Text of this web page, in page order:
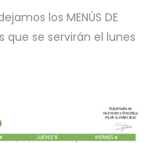
los MENÚS DE
que se servirán el lunes